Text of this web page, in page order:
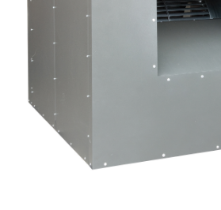
Lighting and Electrical
Complete solutions in lighting and